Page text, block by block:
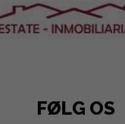
FØLG OS